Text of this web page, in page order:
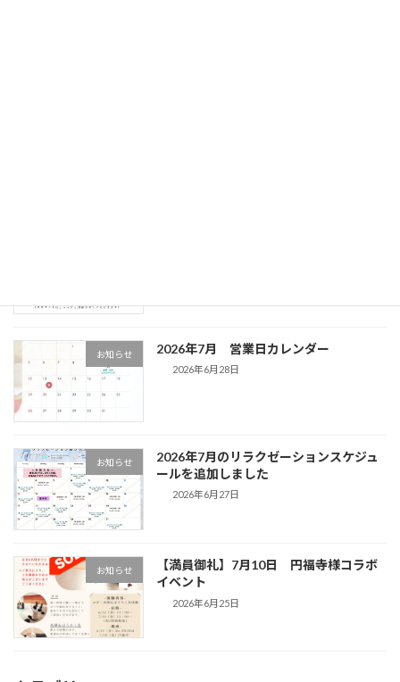
お知らせ 2026年7月 営業日カレンダー
2026年6月28日
お知らせ
2026年7月のリラクゼーションスケジュ
ールを追加しました
2026年6月27日
お知らせ
【満員御礼】7月10日 円福寺様コラボ
イベント
2026年6月25日